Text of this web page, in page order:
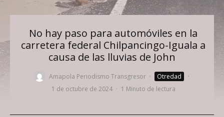
No hay paso para automóviles en la
carretera federal Chilpancingo-Iguala a
causa de las lluvias de John
Amapola Periodismo Transgresor · Otredad
·
1 de octubre de 2024 · 1 Minuto de lectura